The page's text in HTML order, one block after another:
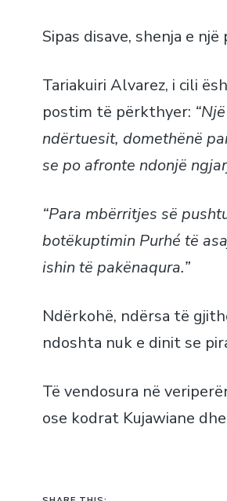
Sipas disave, shenja e
Tariakuiri Alvarez, i cili
postim të përkthyer:
ndërtuesit, domethënë
se po afronte ndonjë
“Para mbërritjes së
botëkuptimin Purhé të
ishin të pakënaqura.”
Ndërkohë, ndërsa të
ndoshta nuk e dinit se
Të vendosura në
ose kodrat Kujawiane